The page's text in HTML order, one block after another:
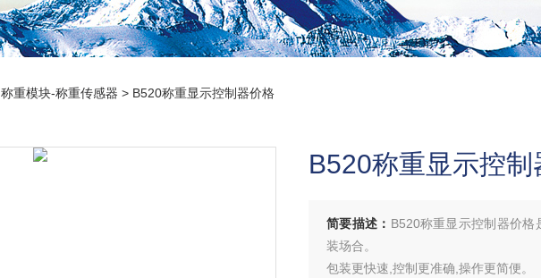
称重模块-称重传感器 > B520称重显示控制器价格
B520称重显示控制
简要描述： B520称重显示控制器价
装场合。
包装更快速,控制更准确,操作更简便。